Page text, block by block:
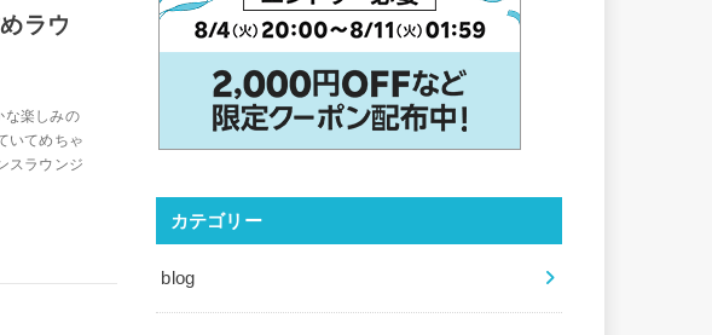
ラウ
な楽しみの
いてめちゃ
スラウンジ
カテゴリー
blog